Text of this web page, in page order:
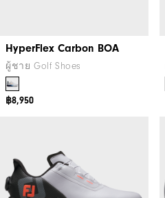
HyperFlex Carbon BOA
ผู้ชาย Golf Shoes
฿8,950